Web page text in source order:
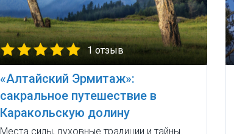
1 отзыв
«Алтайский Эрмитаж»:
сакральное путешествие в
Каракольскую долину
Места силы, духовные традиции и тайны